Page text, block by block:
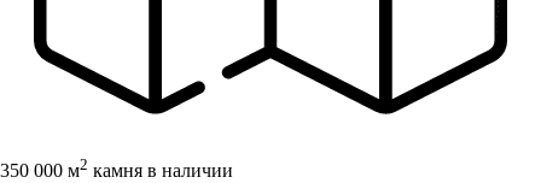
350 000 м2 камня в наличии